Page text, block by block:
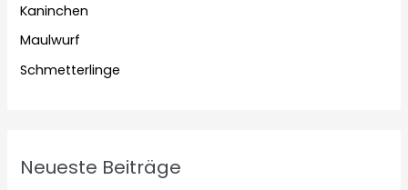
Kaninchen
Maulwurf
Schmetterlinge
Neueste Beiträge